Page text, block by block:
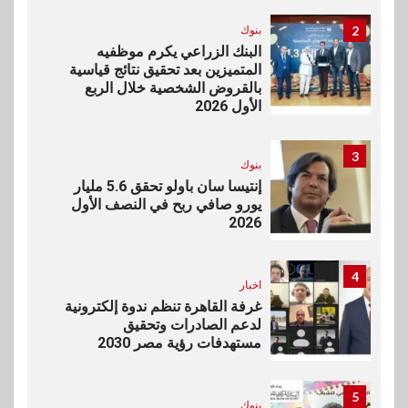
2 بنوك
البنك الزراعي يكرم موظفيه
المتميزين بعد تحقيق نتائج قياسية
بالقروض الشخصية خلال الربع
الأول 2026
3
بنوك
إنتيسا سان باولو تحقق 5.6 مليار
يورو صافي ربح في النصف الأول
2026
4
اخبار
غرفة القاهرة تنظم ندوة إلكترونية
لدعم الصادرات وتحقيق
مستهدفات رؤية مصر 2030
5
بنوك